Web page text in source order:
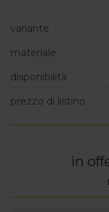
variante
materiale
disponibilità
prezzo di listino
in